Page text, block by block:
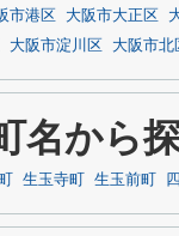
市港区 大阪市大正区
大阪市淀川区 大阪市北
名から
生玉寺町 生玉前町